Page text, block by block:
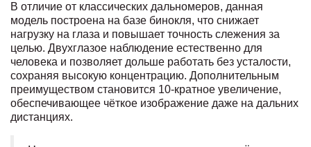
В отличие от классических дальномеров, данная
модель построена на базе бинокля, что снижает
нагрузку на глаза и повышает точность слежения за
целью. Двухглазое наблюдение естественно для
человека и позволяет дольше работать без усталости,
сохраняя высокую концентрацию. Дополнительным
преимуществом становится 10-кратное увеличение,
обеспечивающее чёткое изображение даже на дальних
дистанциях.